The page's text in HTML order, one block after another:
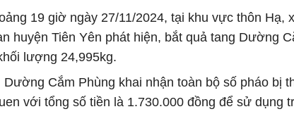
19 giờ ngày 27/11/2024, tại khu vực thôn Hạ,
huyện Tiên Yên phát hiện, bắt quả tang Dường
lượng 24,995kg.
Cắm Phùng khai nhận toàn bộ số pháo bị
với tổng số tiền là 1.730.000 đồng để sử dụng